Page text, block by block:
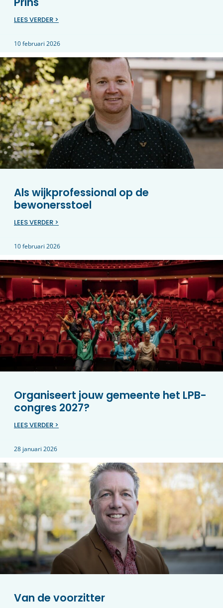
LEES VERDER >
10 februari 2026
Als wijkprofessional op de
bewonersstoel
LEES VERDER >
10 februari 2026
Organiseert jouw gemeente het LPB-
congres 2027?
LEES VERDER >
28 januari 2026
Van de voorzitter